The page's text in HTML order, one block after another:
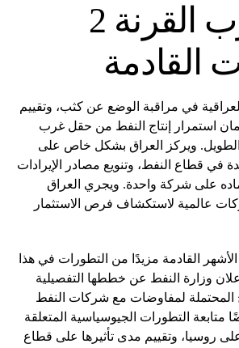
حقل غرب القرنة 2
القادمة
في مراقبة الوضع عن كثب، وتقييم
استمرار إنتاج النفط من حقل غرب
الطويل. ويركز العراق بشكل خاص على
في قطاع النفط، وتنويع مصادر الإيرادات
على شركة واحدة. ويجري العراق
عالمية لاستكشاف فرص الاستثمار
القادمة مزيدًا من التطورات في هذا
وزارة النفط عن خططها التفصيلية
المحتملة لمفاوضات مع شركات النفط
متابعة التطورات الجيوسياسية المتعلقة
على روسيا، وتقييم مدى تأثيرها على قطاع